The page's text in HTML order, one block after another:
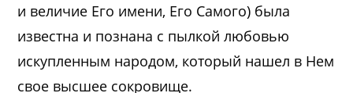
и величие Его имени, Его Самого) была
известна и познана с пылкой любовью
искупленным народом, который нашел в Нем
свое высшее сокровище.